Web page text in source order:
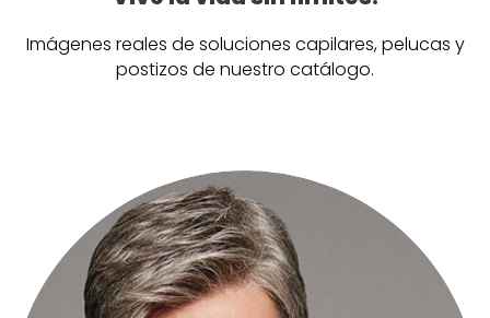
Imágenes reales de soluciones capilares, pelucas y
postizos de nuestro catálogo.